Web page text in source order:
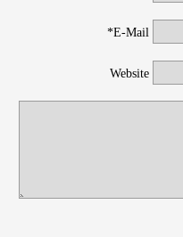
E-Mail*
Website